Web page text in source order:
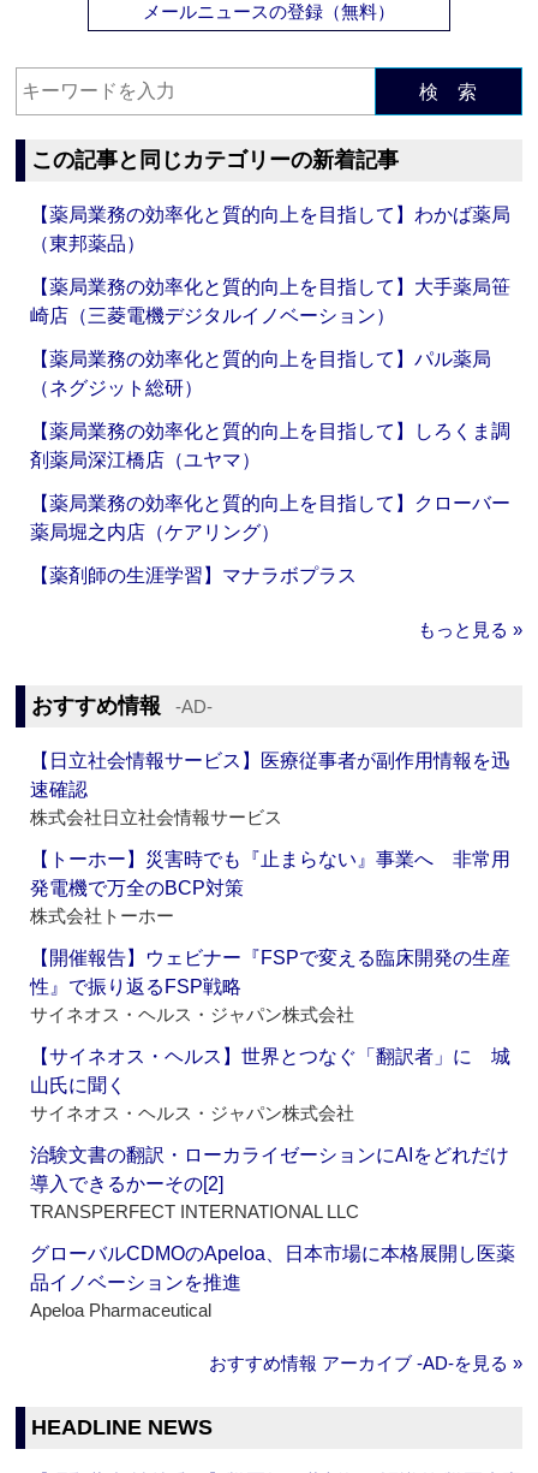
メールニュースの登録（無料）
検 索
この記事と同じカテゴリーの新着記事
【薬局業務の効率化と質的向上を目指して】わかば薬局
（東邦薬品）
【薬局業務の効率化と質的向上を目指して】大手薬局笹
崎店（三菱電機デジタルイノベーション）
【薬局業務の効率化と質的向上を目指して】パル薬局
（ネグジット総研）
【薬局業務の効率化と質的向上を目指して】しろくま調
剤薬局深江橋店（ユヤマ）
【薬局業務の効率化と質的向上を目指して】クローバー
薬局堀之内店（ケアリング）
【薬剤師の生涯学習】マナラボプラス
もっと見る »
おすすめ情報 ‐AD‐
【日立社会情報サービス】医療従事者が副作用情報を迅
速確認
株式会社日立社会情報サービス
【トーホー】災害時でも『止まらない』事業へ 非常用
発電機で万全のBCP対策
株式会社トーホー
【開催報告】ウェビナー『FSPで変える臨床開発の生産
性』で振り返るFSP戦略
サイネオス・ヘルス・ジャパン株式会社
【サイネオス・ヘルス】世界とつなぐ「翻訳者」に 城
山氏に聞く
サイネオス・ヘルス・ジャパン株式会社
治験文書の翻訳・ローカライゼーションにAIをどれだけ
導入できるかーその[2]
TRANSPERFECT INTERNATIONAL LLC
グローバルCDMOのApeloa、日本市場に本格展開し医薬
品イノベーションを推進
Apeloa Pharmaceutical
おすすめ情報 アーカイブ ‐AD‐を見る »
HEADLINE NEWS